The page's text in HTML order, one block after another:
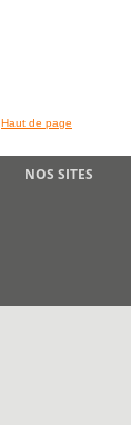
Haut de page
NOS SITES